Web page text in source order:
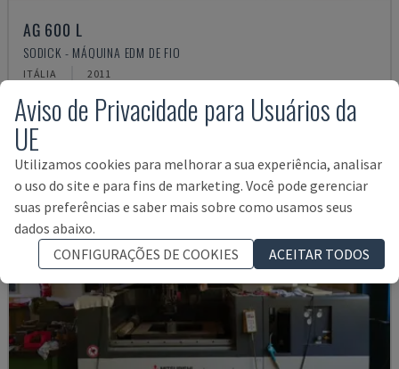
AG 600 L
SODICK - MÁQUINA EDM DE FIO
ITÁLIA 2011
67.000 €
Aviso de Privacidade para Usuários da
UE
Utilizamos cookies para melhorar a sua experiência, analisar
o uso do site e para fins de marketing. Você pode gerenciar
suas preferências e saber mais sobre como usamos seus
dados abaixo.
CONFIGURAÇÕES DE COOKIES
ACEITAR TODOS